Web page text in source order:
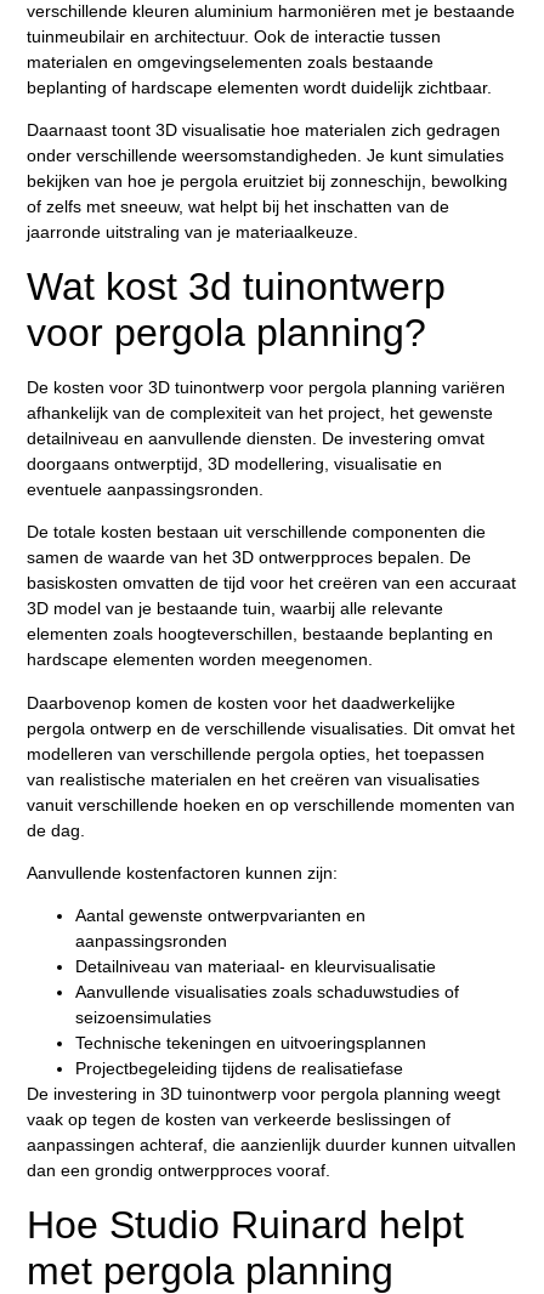
verschillende kleuren aluminium harmoniëren met je bestaande
tuinmeubilair en architectuur. Ook de interactie tussen
materialen en omgevingselementen zoals bestaande
beplanting of hardscape elementen wordt duidelijk zichtbaar.
Daarnaast toont 3D visualisatie hoe materialen zich gedragen
onder verschillende weersomstandigheden. Je kunt simulaties
bekijken van hoe je pergola eruitziet bij zonneschijn, bewolking
of zelfs met sneeuw, wat helpt bij het inschatten van de
jaarronde uitstraling van je materiaalkeuze.
Wat kost 3d tuinontwerp
voor pergola planning?
De kosten voor 3D tuinontwerp voor pergola planning variëren
afhankelijk van de complexiteit van het project, het gewenste
detailniveau en aanvullende diensten. De investering omvat
doorgaans ontwerptijd, 3D modellering, visualisatie en
eventuele aanpassingsronden.
De totale kosten bestaan uit verschillende componenten die
samen de waarde van het 3D ontwerpproces bepalen. De
basiskosten omvatten de tijd voor het creëren van een accuraat
3D model van je bestaande tuin, waarbij alle relevante
elementen zoals hoogteverschillen, bestaande beplanting en
hardscape elementen worden meegenomen.
Daarbovenop komen de kosten voor het daadwerkelijke
pergola ontwerp en de verschillende visualisaties. Dit omvat het
modelleren van verschillende pergola opties, het toepassen
van realistische materialen en het creëren van visualisaties
vanuit verschillende hoeken en op verschillende momenten van
de dag.
Aanvullende kostenfactoren kunnen zijn:
Aantal gewenste ontwerpvarianten en
aanpassingsronden
Detailniveau van materiaal- en kleurvisualisatie
Aanvullende visualisaties zoals schaduwstudies of
seizoensimulaties
Technische tekeningen en uitvoeringsplannen
Projectbegeleiding tijdens de realisatiefase
De investering in 3D tuinontwerp voor pergola planning weegt
vaak op tegen de kosten van verkeerde beslissingen of
aanpassingen achteraf, die aanzienlijk duurder kunnen uitvallen
dan een grondig ontwerpproces vooraf.
Hoe Studio Ruinard helpt
met pergola planning